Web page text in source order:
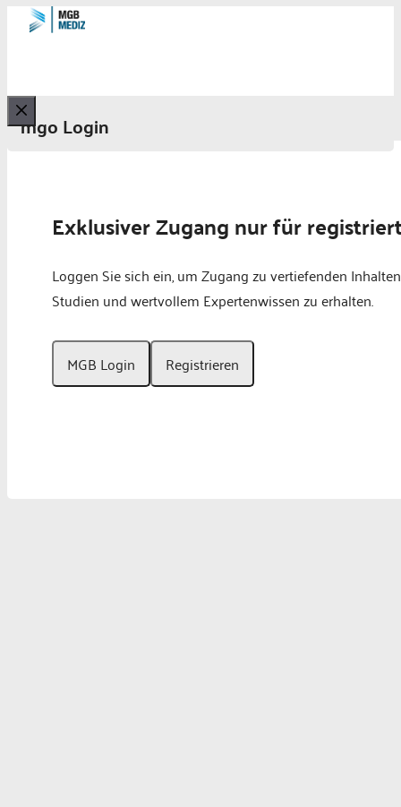
mgo Login
Schließen
Exklusiver Zugang nur für
Loggen Sie sich ein, um Zugang zu vertiefenden
Studien und wertvollem Expertenwissen zu erhalten.
MGB Login Registrieren